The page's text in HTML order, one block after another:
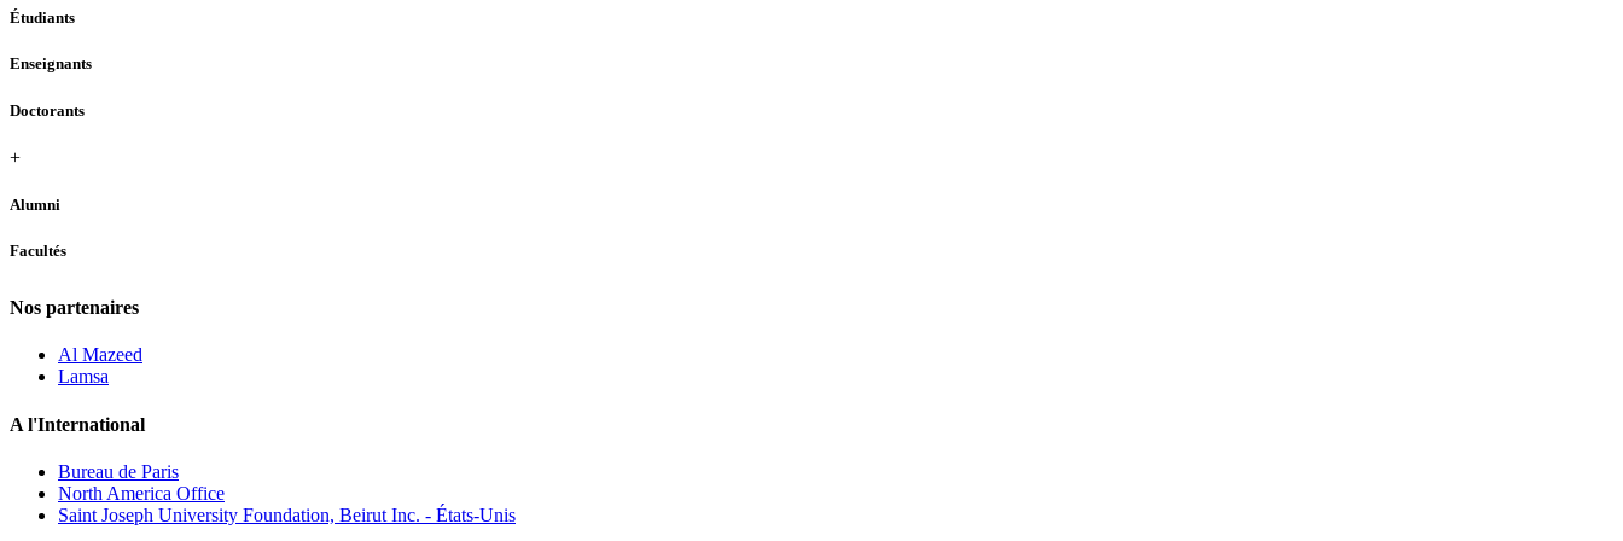
Étudiants
Enseignants
Doctorants
+
Alumni
Facultés
Nos partenaires
Al Mazeed
Lamsa
A l'International
Bureau de Paris
North America Office
Saint Joseph University Foundation, Beirut Inc. - États-Unis